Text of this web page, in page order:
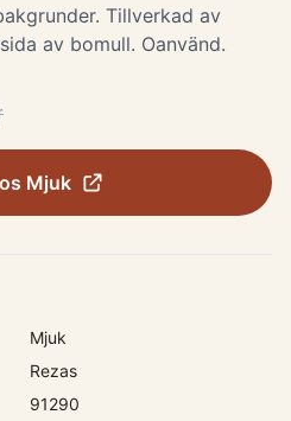
Tillverkad av
av bomull. Oanvänd.
Mjuk
Mjuk
Rezas
91290